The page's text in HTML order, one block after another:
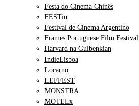
Festa do Cinema Chinês
FESTin
Festival de Cinema Argentino
Frames Portuguese Film Festival
Harvard na Gulbenkian
IndieLisboa
Locarno
LEFFEST
MONSTRA
MOTELx